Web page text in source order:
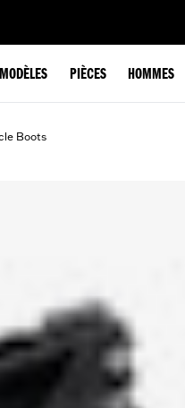
MODÈLES PIÈCES HOMMES
Boots